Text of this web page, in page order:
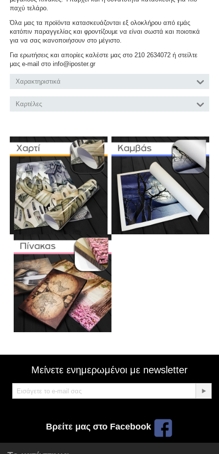
παχύ τελάρο.
Όλα μας τα προϊόντα κατασκευάζονται εξ ολοκλήρου από εμάς
κατόπιν παραγγελίας και φροντίζουμε να είναι σωστά και ποιοτικά
για να σας ικανοποιήσουν στο μέγιστο.
Για ερωτήσεις και απορίες καλέστε μας στο 210 2634072 ή στείλτε
μας e-mail στο info@iposter.gr
Χαρακτηριστικά
Καρτέλες
Μείνετε ενημερωμένοι με newsletter
Βρείτε μας στο Facebook